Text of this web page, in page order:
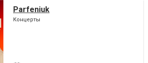
Parfeniuk
Концерты